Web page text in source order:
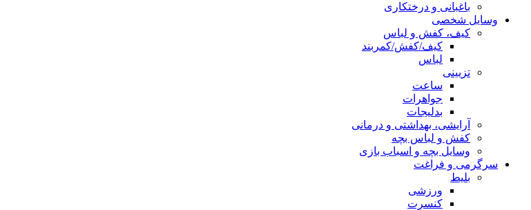
باغبانی و درختکاری
وسایل شخصی
کیف، کفش و لباس
کیف/کفش/کمربند
لباس
تزیینی
ساعت
جواهرات
بدلیجات
آرایشی، بهداشتی و درمانی
کفش و لباس بچه
وسایل بچه و اسباب بازی
سرگرمی و فراغت
بلیط
ورزشی
کنسرت